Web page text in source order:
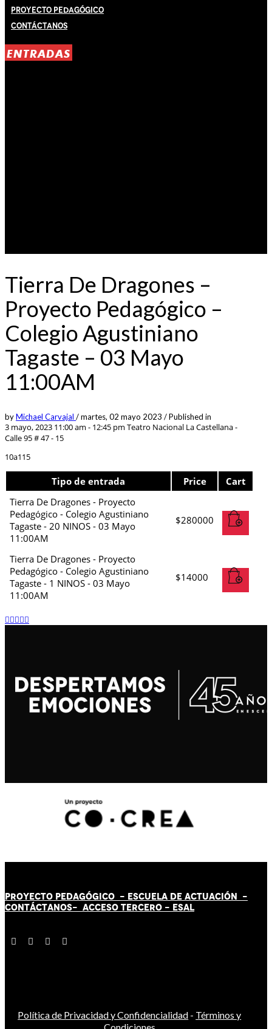
Proyecto Pedagógico
Contáctanos
ENTRADAS
Tierra De Dragones –
Proyecto Pedagógico –
Colegio Agustiniano
Tagaste – 03 Mayo
11:00AM
byMichael Carvajal /martes, 02 mayo 2023 /Published in
3 mayo, 2023 11:00 am - 12:45 pm Teatro Nacional La Castellana -
Calle 95 # 47 - 15
10a115
Tipo de entrada Price
Cart
Tierra De Dragones - Proyecto
Pedagógico - Colegio Agustiniano
Tagaste - 20 NINOS - 03 Mayo
11:00AM
$280000
Tierra De Dragones - Proyecto
Pedagógico - Colegio Agustiniano
Tagaste - 1 NINOS - 03 Mayo
11:00AM
$14000
PROYECTO PEDAGÓGICO - ESCUELA DE ACTUACIÓN -
CONTÁCTANOS- ACCESO TERCERO - ESAL
Política de Privacidad y Confidencialidad - Términos y